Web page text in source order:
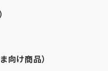
向け商品）